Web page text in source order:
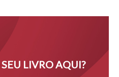
LIVRO AQUI?